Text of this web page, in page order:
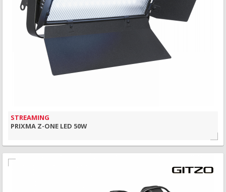
STREAMING
PRIXMA Z-ONE LED 50W
MAIS INFORMAÇÃO